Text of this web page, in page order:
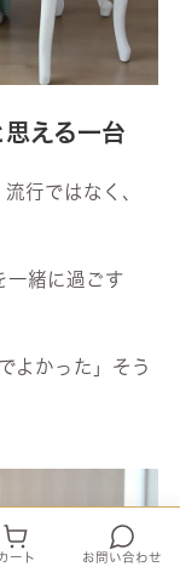
える一台
行ではなく、
一緒に過ごす
よかった」そう
ート お問い合わせ